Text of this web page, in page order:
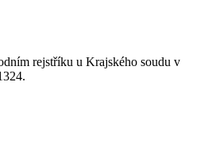
rejstříku u Krajského soudu v